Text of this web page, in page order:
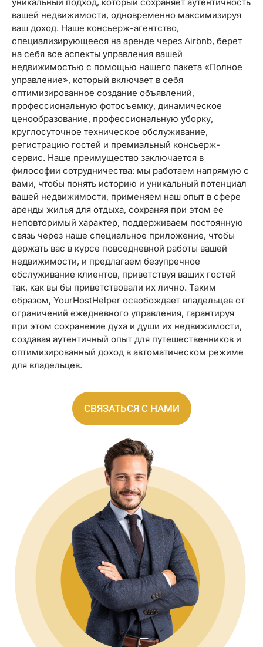
вашей недвижимости, одновременно максимизируя
ваш доход. Наше консьерж-агентство,
специализирующееся на аренде через Airbnb, берет
на себя все аспекты управления вашей
недвижимостью с помощью нашего пакета «Полное
управление», который включает в себя
оптимизированное создание объявлений,
профессиональную фотосъемку, динамическое
ценообразование, профессиональную уборку,
круглосуточное техническое обслуживание,
регистрацию гостей и премиальный консьерж-
сервис. Наше преимущество заключается в
философии сотрудничества: мы работаем напрямую с
вами, чтобы понять историю и уникальный потенциал
вашей недвижимости, применяем наш опыт в сфере
аренды жилья для отдыха, сохраняя при этом ее
неповторимый характер, поддерживаем постоянную
связь через наше специальное приложение, чтобы
держать вас в курсе повседневной работы вашей
недвижимости, и предлагаем безупречное
обслуживание клиентов, приветствуя ваших гостей
так, как вы бы приветствовали их лично. Таким
образом, YourHostHelper освобождает владельцев от
ограничений ежедневного управления, гарантируя
при этом сохранение духа и души их недвижимости,
создавая аутентичный опыт для путешественников и
оптимизированный доход в автоматическом режиме
для владельцев.
СВЯЗАТЬСЯ С НАМИ